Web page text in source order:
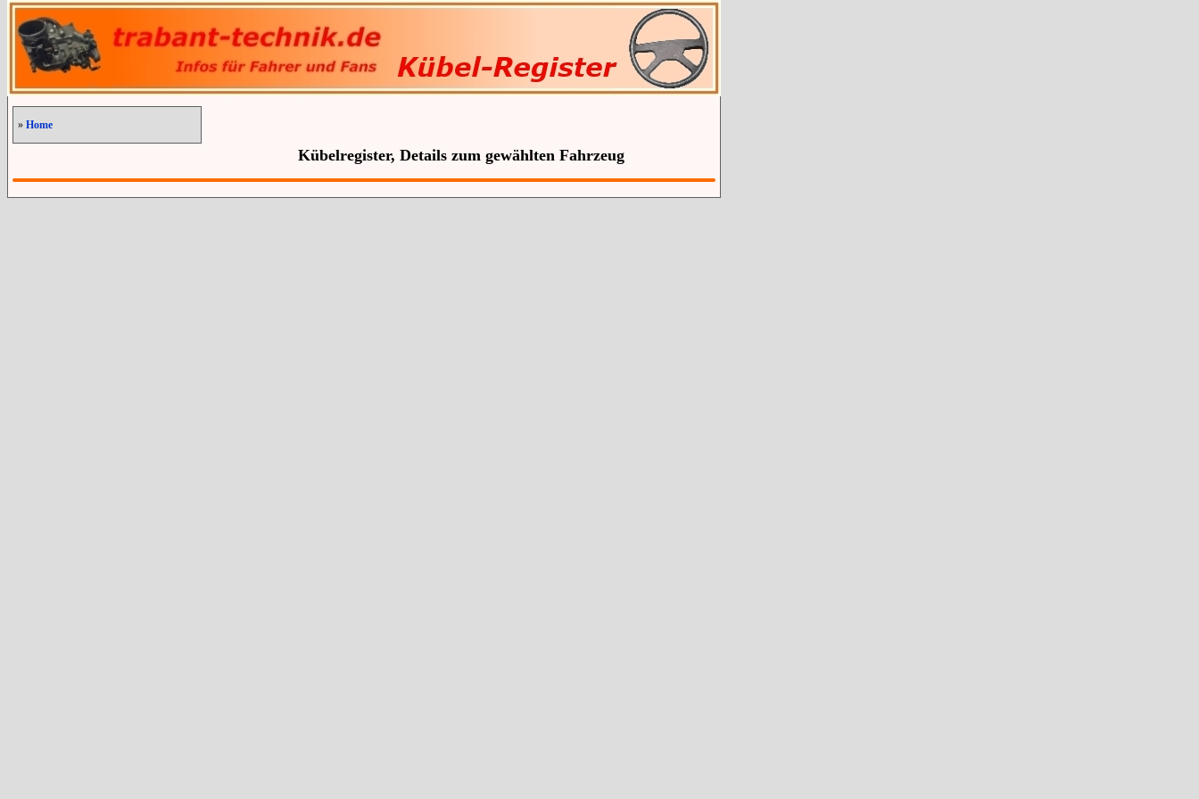
» Home
Kübelregister, Details zum gewählten Fahrzeug